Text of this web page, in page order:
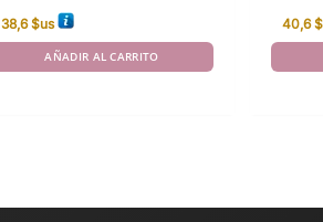
38,6$us
AÑADIR AL CARRITO
40,6